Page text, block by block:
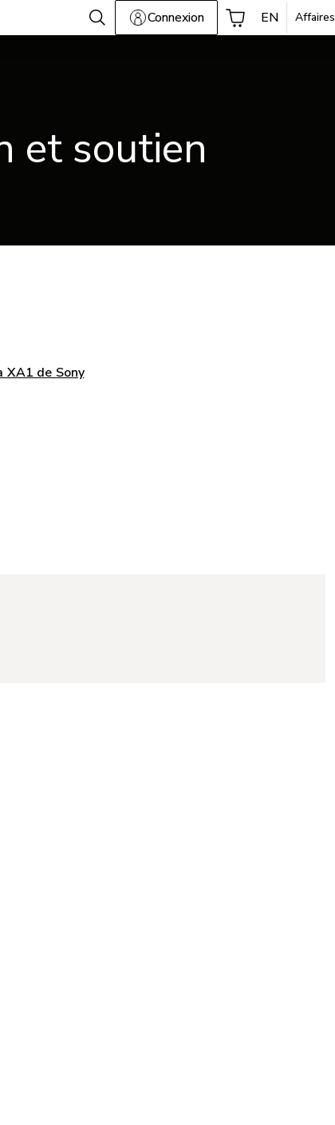
Connexion EN Affaires
et soutien
XA1 de Sony